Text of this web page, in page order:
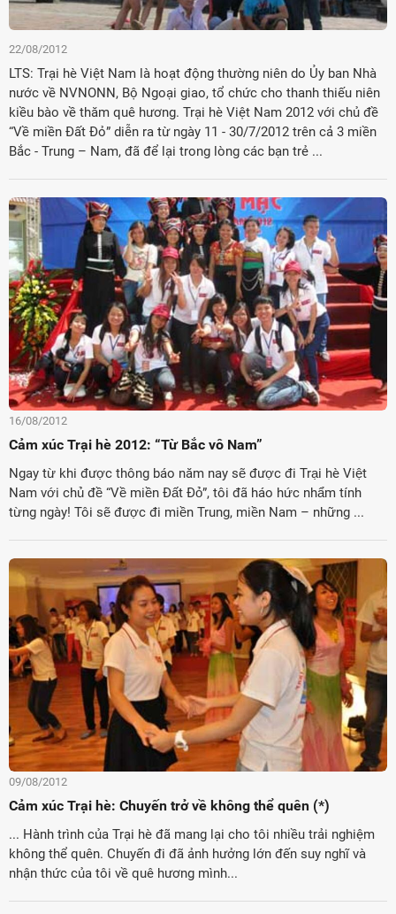
Việt Nam ở nước ngoài
22/08/2012
LTS: Trại hè Việt Nam là hoạt động thường niên do Ủy ban Nhà
nước về NVNONN, Bộ Ngoại giao, tổ chức cho thanh thiếu niên
kiều bào về thăm quê hương. Trại hè Việt Nam 2012 với chủ đề
“Về miền Đất Đỏ” diễn ra từ ngày 11 - 30/7/2012 trên cả 3 miền
Bắc - Trung – Nam, đã để lại trong lòng các bạn trẻ ...
16/08/2012
Cảm xúc Trại hè 2012: “Từ Bắc vô Nam”
Ngay từ khi được thông báo năm nay sẽ được đi Trại hè Việt
Nam với chủ đề “Về miền Đất Đỏ”, tôi đã háo hức nhẩm tính
từng ngày! Tôi sẽ được đi miền Trung, miền Nam – những ...
09/08/2012
Cảm xúc Trại hè: Chuyến trở về không thể quên (*)
... Hành trình của Trại hè đã mang lại cho tôi nhiều trải nghiệm
không thể quên. Chuyến đi đã ảnh hưởng lớn đến suy nghĩ và
nhận thức của tôi về quê hương mình...